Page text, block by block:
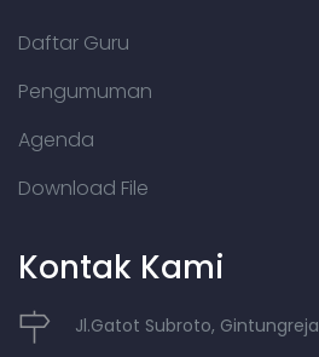
Daftar Guru
Pengumuman
Agenda
Download File
Kontak Kami
Jl.Gatot Subroto, Gintungreja